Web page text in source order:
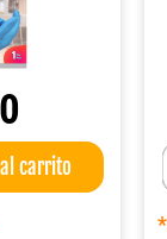
carrito